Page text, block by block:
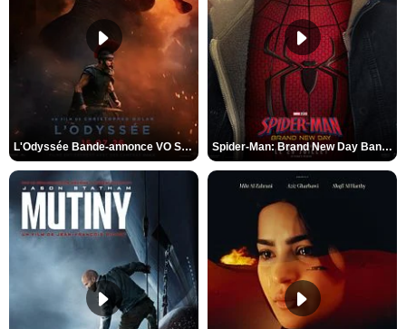
L'Odyssée Bande-annonce VO STFR Spider-Man: Brand New Day Bande-annonce VO STFR